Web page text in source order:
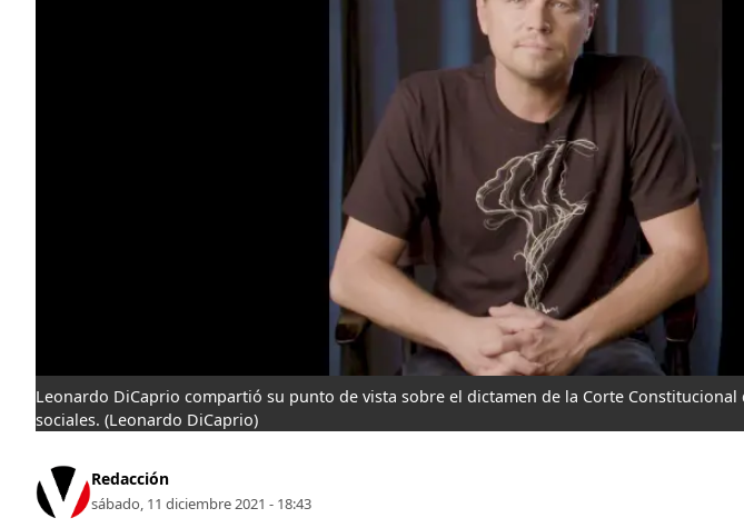
Leonardo DiCaprio compartió su punto de vista sobre el dictamen de la Corte Constitucional
sociales. (Leonardo DiCaprio)
Redacción
sábado, 11 diciembre 2021 - 18:43